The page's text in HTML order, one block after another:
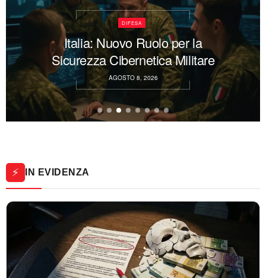
GEOPOLITICA & ESTERI
Tensione tra Spagna e Italia sui
controlli alle frontiere
AGOSTO 8, 2026
⚡ IN EVIDENZA